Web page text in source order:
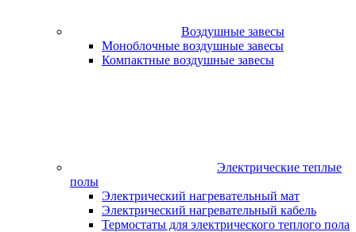
Воздушные завесы
Моноблочные воздушные завесы
Компактные воздушные завесы
Электрические теплые
полы
Электрический нагревательный мат
Электрический нагревательный кабель
Термостаты для электрического теплого пола